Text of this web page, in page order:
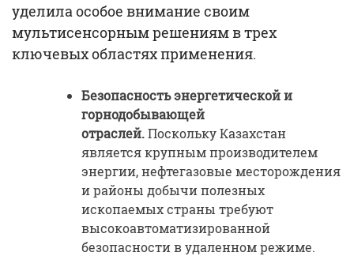
уделила особое внимание своим
мультисенсорным решениям в трех
ключевых областях применения.
Безопасность энергетической и
горнодобывающей
отраслей.Поскольку Казахстан
является крупным производителем
энергии, нефтегазовые месторождения
и районы добычи полезных
ископаемых страны требуют
высокоавтоматизированной
безопасности в удаленном режиме.